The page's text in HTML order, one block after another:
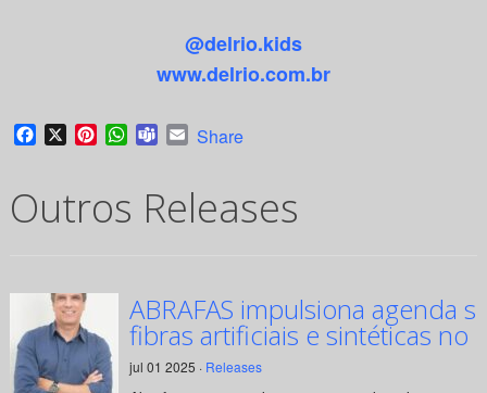
@delrio.kids
www.delrio.com.br
Facebook
X PinterestWhatsApp
TeamsEmail
Share
Outros Releases
ABRAFAS impulsiona agenda
fibras artificiais e sintéticas no
jul 01 2025 · Releases